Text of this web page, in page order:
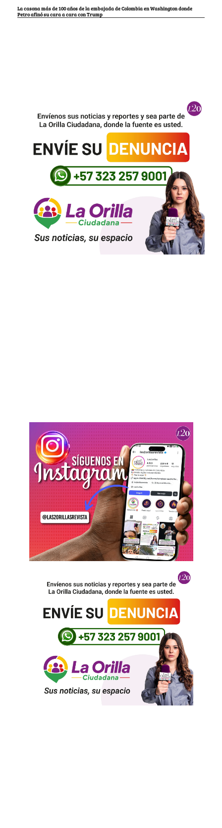
La casona más de 100 años de la embajada de Colombia en Washington donde
Petro afinó su cara a cara con Trump